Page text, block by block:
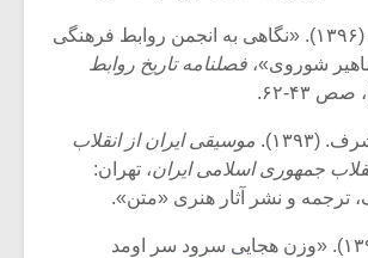
آریان راد، امین. (۱۳۹۶). «نگاهی به انجمن روابط فرهنگی
شوروی»، فصلنامه تاریخ روابط
(۱۳۹۳).
موسیقی ایران از انقلاب
جمهوری اسلامی ایران، تهران:
ترجمه و نشر آثار هنری «متن».
باران، بیژن. (۱۳۹۱). «وزن هجایی سرود سر اومد